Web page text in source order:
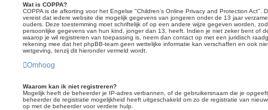
Wat is COPPA?
COPPA is de afkorting voor het Engelse "Children’s Online Privacy and Protection Act".
vereist dat iedere website die mogelijk gegevens van jongeren onder de 13 jaar
ouders. Deze toestemming moet schriftelijk of op een andere wijze gegeven worden,
persoonlijke gegevens van hun kind, jonger dan 13, heeft. Indien je niet zeker bent of
waarop je wil registreren van toepassing is, neem dan contact op met een juridisch
rekening mee dat het phpBB-team geen wettelijke informatie kan verschaffen en ook
wetgeving, tenzij dit hieronder vermeld wordt.
Omhoog
Waarom kan ik niet registreren?
Mogelijk heeft de beheerder je IP-adres verbannen, of de gebruikersnaam die je
beheerder de registratie mogelijkheid heeft uitgeschakeld om zo de registratie van
op met de beheerder voor verdere hulp.